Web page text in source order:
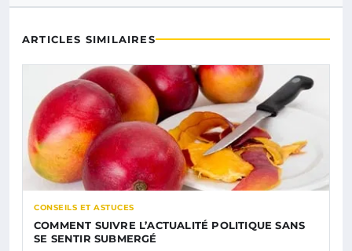
ARTICLES SIMILAIRES
CONSEILS ET ASTUCES
COMMENT SUIVRE L’ACTUALITÉ POLITIQUE SANS
SE SENTIR SUBMERGÉ